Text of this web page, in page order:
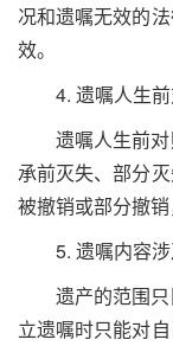
况和遗嘱无效的
效。
4. 遗嘱人生
遗嘱人生前
承前灭失、部分
被撤销或部分撤销
5. 遗嘱内容
遗产的范围
立遗嘱时只能对